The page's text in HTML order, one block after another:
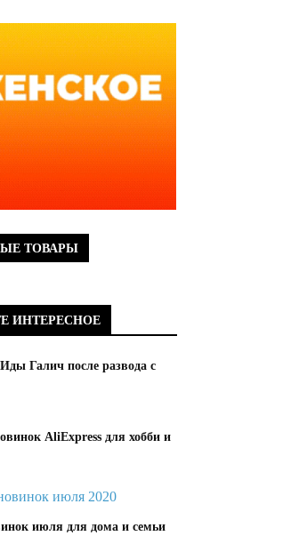
ТОВАРЫ
ИНТЕРЕСНОЕ
Галич после развода с
AliExpress для хобби и
июля для дома и семьи